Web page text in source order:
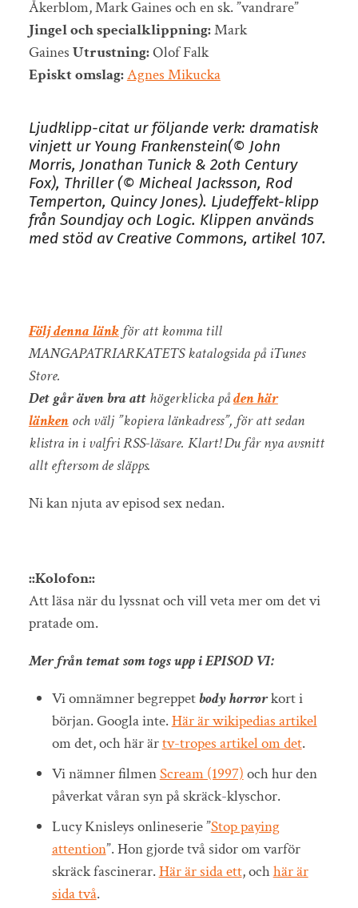
Åkerblom, Mark Gaines och en sk. ”vandrare”
Jingel och specialklippning:Mark
Gaines Utrustning:Olof Falk
Episkt omslag:Agnes Mikucka
Ljudklipp-citat ur följande verk: dramatisk
vinjett ur Young Frankenstein(© John
Morris, Jonathan Tunick & 2oth Century
Fox), Thriller (© Micheal Jacksson, Rod
Temperton, Quincy Jones). Ljudeffekt-klipp
från Soundjay och Logic. Klippen används
med stöd av Creative Commons, artikel 107.
Följ denna länkför att komma till
MANGAPATRIARKATETS katalogsida på iTunes
Store.
Det går även bra att högerklicka påden här
länken och välj ”kopiera länkadress”, för att sedan
klistra in i valfri RSS-läsare. Klart! Du får nya avsnitt
allt eftersom de släpps.
Ni kan njuta av episod sex nedan.
::Kolofon::
Att läsa när du lyssnat och vill veta mer om det vi
pratade om.
Mer från temat som togs upp i EPISOD VI:
Vi omnämner begreppet body horrorkort i
början. Googla inte.Här är wikipedias artikel
om det, och här ärtv-tropes artikel om det.
Vi nämner filmenScream (1997)och hur den
påverkat våran syn på skräck-klyschor.
Lucy Knisleys onlineserie ”Stop paying
attention”. Hon gjorde två sidor om varför
skräck fascinerar.Här är sida ett, ochhär är
sida två.